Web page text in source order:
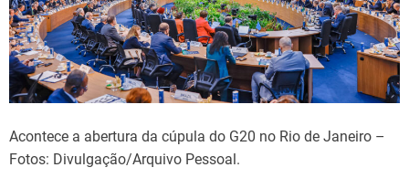
Acontece a abertura da cúpula do G20 no Rio de Janeiro –
Fotos: Divulgação/Arquivo Pessoal.